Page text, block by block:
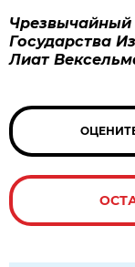
Государства
Лиат